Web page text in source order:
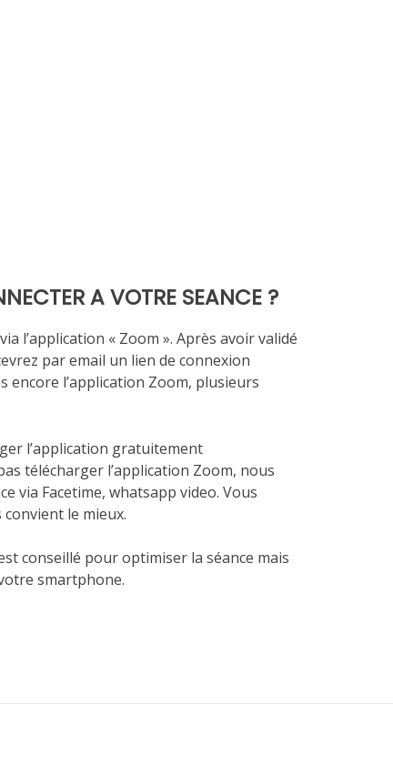
A VOTRE SEANCE ?
l’application « Zoom ». Après avoir validé
par email un lien de connexion
encore l’application Zoom, plusieurs
l’application gratuitement
télécharger l’application Zoom, nous
via Facetime, whatsapp video. Vous
convient le mieux.
conseillé pour optimiser la séance mais
smartphone.